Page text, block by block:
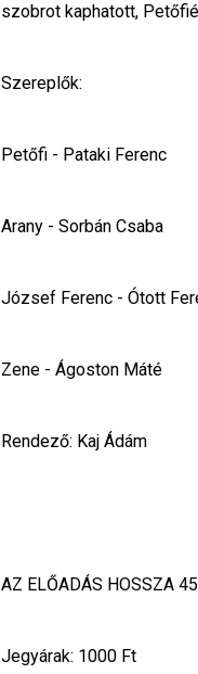
szobrot kaphatott,
Szereplők:
Petőfi - Pataki Ferenc
Arany - Sorbán Csaba
József Ferenc - Ótott
Zene - Ágoston Máté
Rendező: Kaj Ádám
AZ ELŐADÁS HOSSZA
Jegyárak: 1000 Ft